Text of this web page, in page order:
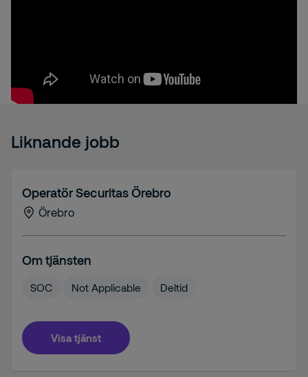
Liknande jobb
Operatör Securitas Örebro
Örebro
Om tjänsten
SOC Not Applicable Deltid
Visa tjänst